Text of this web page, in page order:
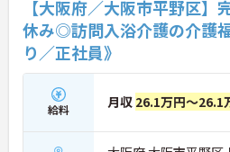
【大阪府／大阪市平野区】
休み◎訪問入浴介護の介護
り／正社員》
給料 月収 26.1万円～26.1